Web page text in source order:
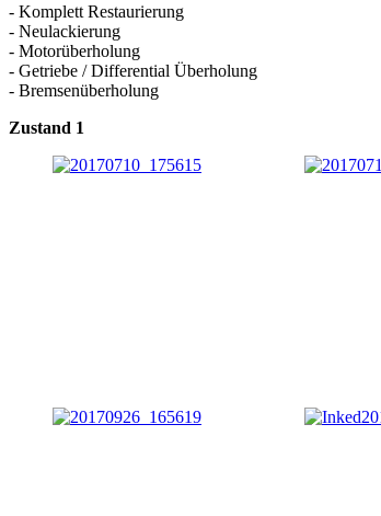
- Komplett Restaurierung
- Neulackierung
- Motorüberholung
- Getriebe / Differential Überholung
- Bremsenüberholung
Zustand 1